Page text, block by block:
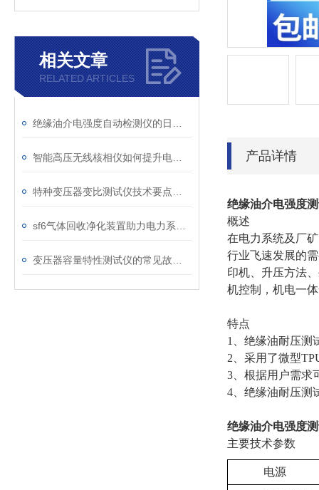
相关文章
RELATED ARTICLES
产品详情
绝缘油介电强度
概述
在电力系统及厂
行业飞速发展的
印机、升压方法
机控制，机电一
特点
1、绝缘油耐压测
2、采用了微型
3、根据用户需求
4、绝缘油耐压测
绝缘油介电强度
主要技术参数
电源